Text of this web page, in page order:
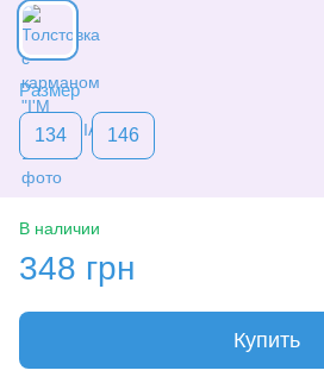
Размер
134 146
В наличии
348 грн
Купить